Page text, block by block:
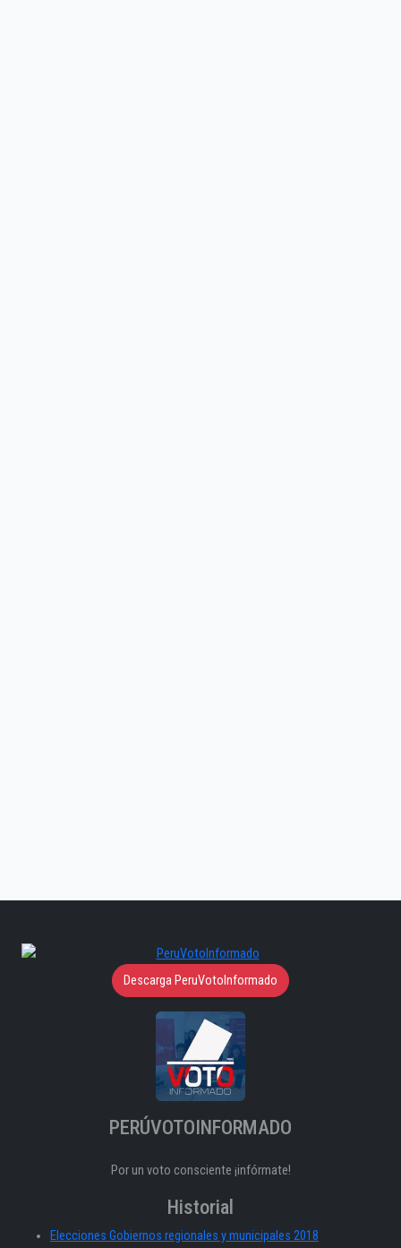
Descarga PeruVotoInformado
PERÚVOTOINFORMADO
Por un voto consciente ¡infórmate!
Historial
Elecciones Gobiernos regionales y municipales 2018